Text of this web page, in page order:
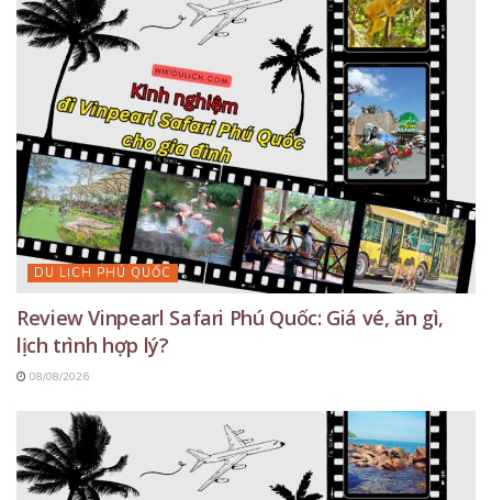
DU LỊCH PHÚ QUỐC
Review Vinpearl Safari Phú Quốc: Giá vé, ăn gì,
lịch trình hợp lý?
08/08/2026